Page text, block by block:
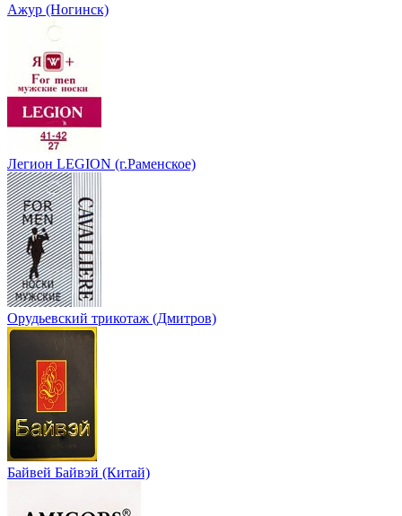
Ажур (Ногинск)
Легион LEGION (г.Раменское)
Орудьевский трикотаж (Дмитров)
Байвей Байвэй (Китай)